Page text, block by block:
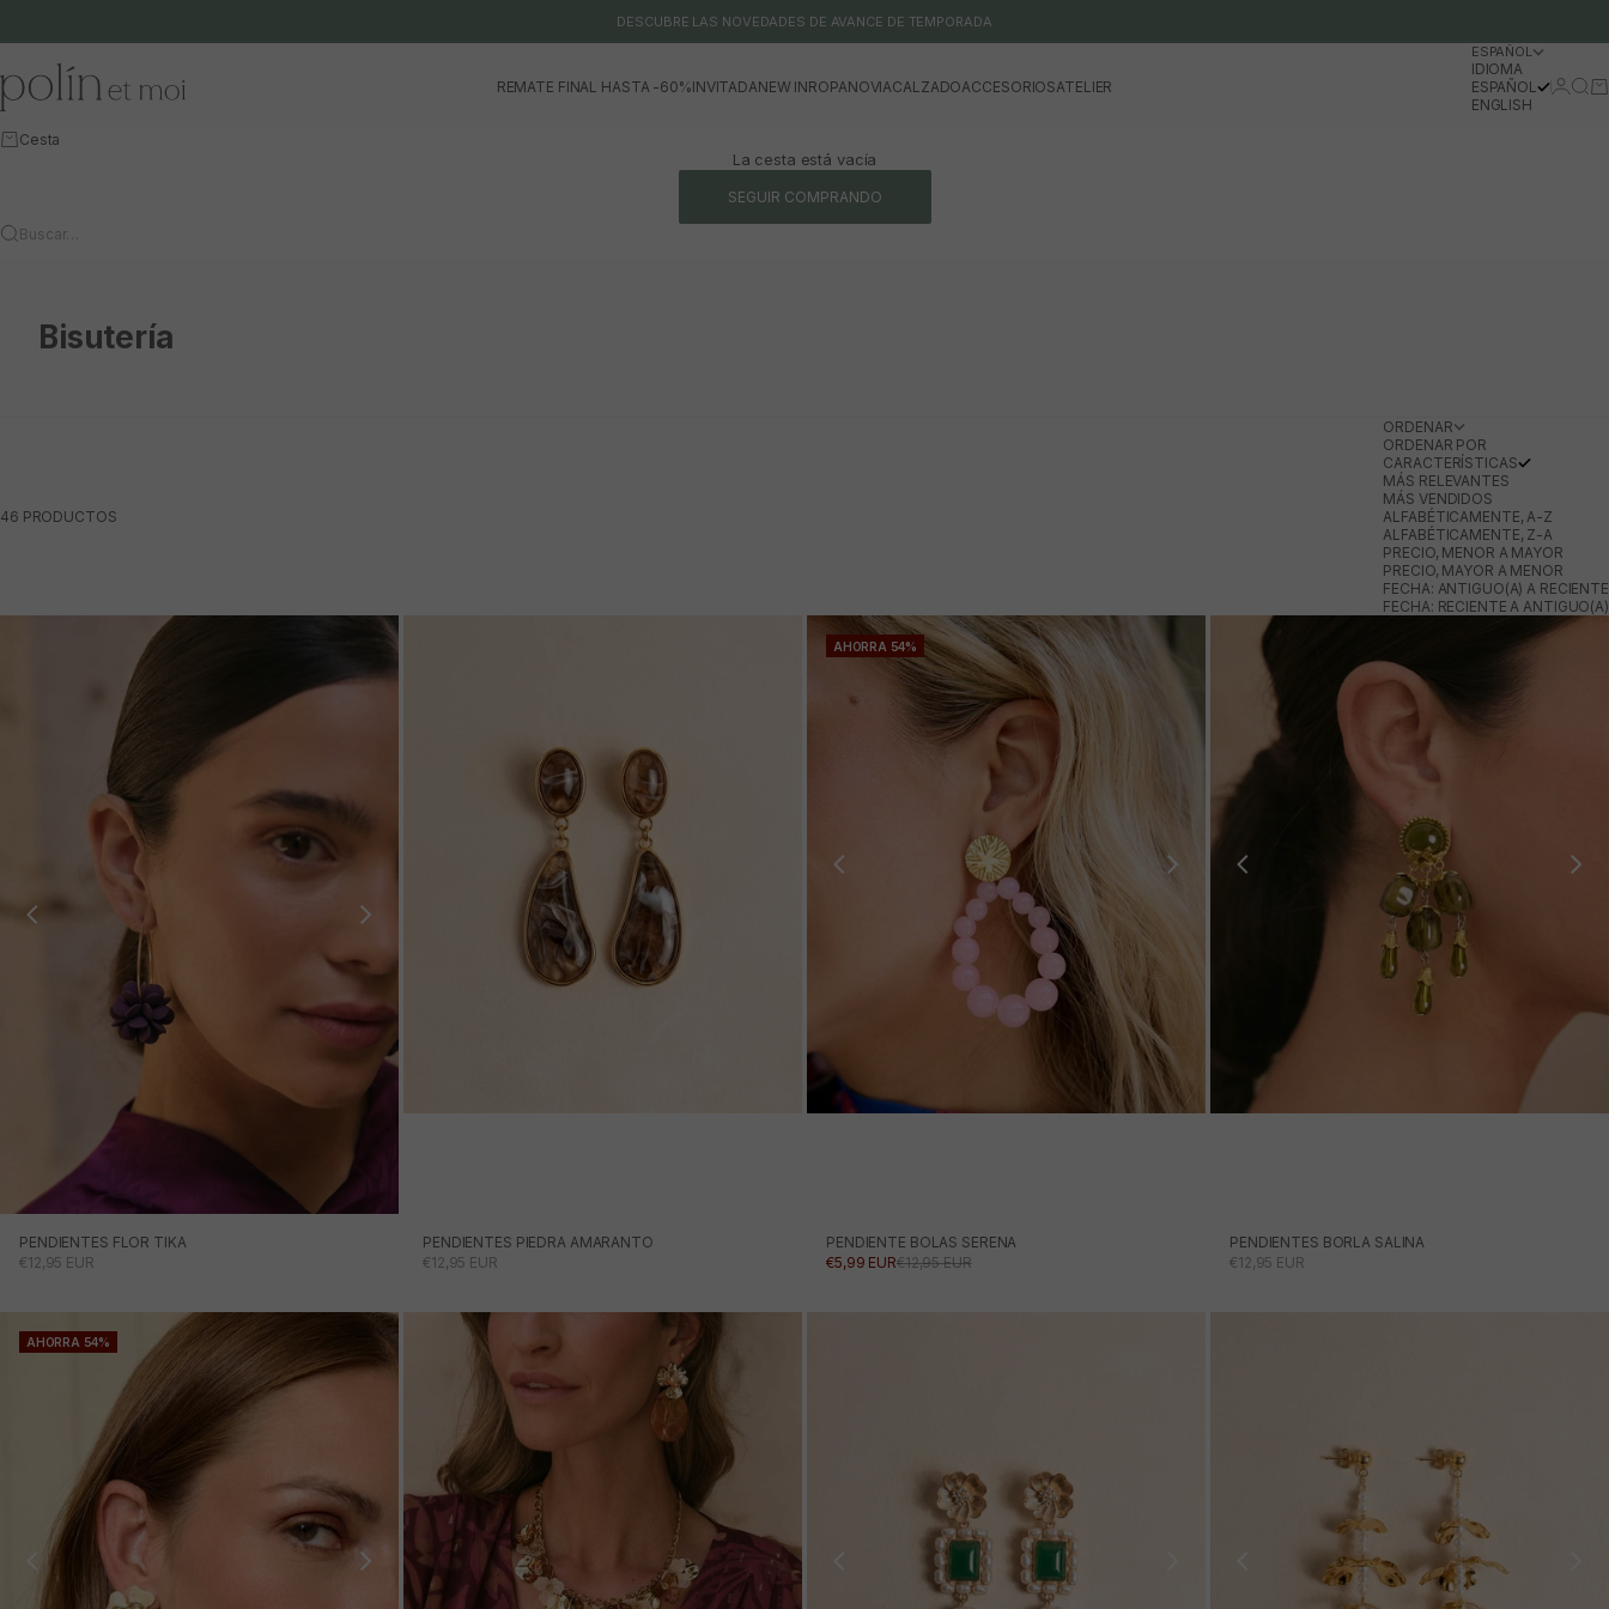
DESCUBRE LAS NOVEDADES DE AVANCE DE TEMPORADA
Polín et moi
REMATE FINAL HASTA -60%INVITADANEW INROPANOVIACALZADOACCESORIOSATELIER
ESPAÑOL
IDIOMA
ESPAÑOL
ENGLISH
Iniciar
Cesta
La cesta está vacía
SEGUIR COMPRANDO
Buscar…
Bisutería
46 PRODUCTOS
ORDENAR
ORDENAR POR
CARACTERÍSTICAS
MÁS RELEVANTES
MÁS VENDIDOS
ALFABÉTICAMENTE, A-Z
ALFABÉTICAMENTE, Z-A
PRECIO, MENOR A MAYOR
PRECIO, MAYOR A MENOR
FECHA: ANTIGUO(A) A RECIENTE
FECHA: RECIENTE A ANTIGUO(A)
PENDIENTES FLOR TIKA
PRECIO DE OFERTA
€12,95 EUR
PENDIENTES PIEDRA AMARANTO
PRECIO DE OFERTA
€12,95 EUR
AHORRA 54%
PENDIENTE BOLAS SERENA
PRECIO DE OFERTA
€5,99 EURPRECIO NORMAL
€12,95 EUR
PENDIENTES BORLA SALINA
PRECIO DE OFERTA
€12,95 EUR
AHORRA 54%